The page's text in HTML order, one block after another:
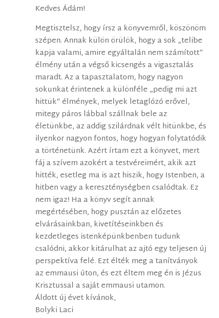
Kedves Ádám!
Megtisztelsz, hogy írsz a könyvemről, köszönöm
szépen. Annak külön örülök, hogy a sok „telibe
kapja valami, amire egyáltalán nem számított”
élmény után a végső kicsengés a vigasztalás
maradt. Az a tapasztalatom, hogy nagyon
sokunkat érintenek a különféle „pedig mi azt
hittük” élmények, melyek letaglózó erővel,
mitegy páros lábbal szállnak bele az
életünkbe, az addig szilárdnak vélt hitünkbe, és
ilyenkor nagyon fontos, hogy hogyan folytatódik
a történetünk. Azért írtam ezt a könyvet, mert
fáj a szívem azokért a testvéreimért, akik azt
hitték, esetleg ma is azt hiszik, hogy Istenben, a
hitben vagy a kereszténységben csalódtak. Ez
nem igaz! Ha a könyv segít annak
megértésében, hogy pusztán az előzetes
elvárásainkban, kivetítéseinkben és
kezdetleges istenképünkbenben tudunk
csalódni, akkor kitárulhat az ajtó egy teljesen új
perspektíva felé. Ezt élték meg a tanítványok
az emmausi úton, és ezt éltem meg én is Jézus
Krisztussal a saját emmausi utamon.
Áldott új évet kívánok,
Bolyki Laci